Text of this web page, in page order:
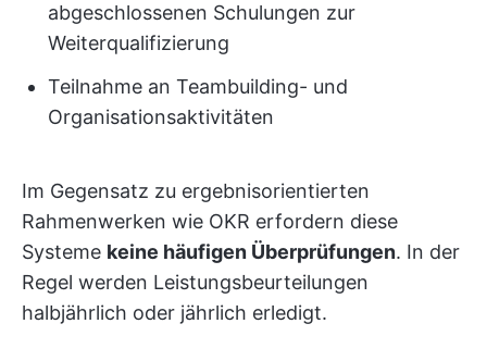
abgeschlossenen Schulungen zur
Weiterqualifizierung
Teilnahme an Teambuilding- und
Organisationsaktivitäten
Im Gegensatz zu ergebnisorientierten
Rahmenwerken wie OKR erfordern diese
Systeme keine häufigen Überprüfungen. In der
Regel werden Leistungsbeurteilungen
halbjährlich oder jährlich erledigt.